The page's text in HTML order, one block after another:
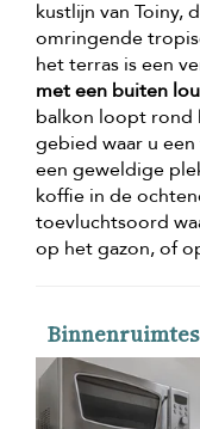
kustlijn van Toiny,
omringende
het terras is een
met een buiten
balkon loopt rond
gebied waar u
een geweldige
koffie in de
toevluchtsoord
op het gazon, of
Binnenruimtes